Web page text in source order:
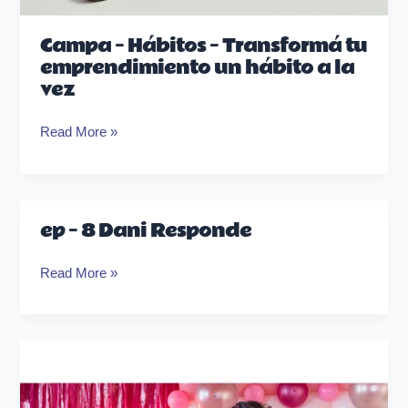
Campa – Hábitos – Transformá tu
emprendimiento un hábito a la
vez
Read More »
ep – 8 Dani Responde
ep
8
Read More »
7